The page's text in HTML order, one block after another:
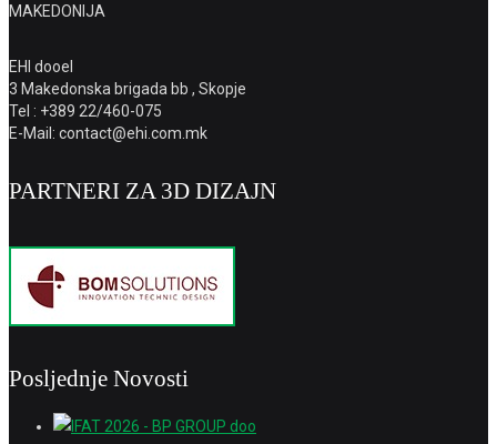
MAKEDONIJA
EHI dooel
3 Makedonska brigada bb , Skopje
Tel : +389 22/460-075
E-Mail: contact@ehi.com.mk
PARTNERI ZA 3D DIZAJN
Posljednje Novosti